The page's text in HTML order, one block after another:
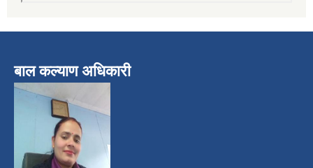
बाल कल्याण अधिकारी